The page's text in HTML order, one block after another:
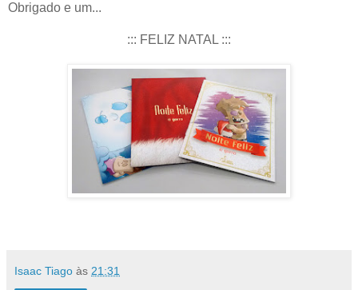
Obrigado e um...
::: FELIZ NATAL :::
Isaac Tiago às 21:31